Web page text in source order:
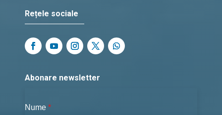
Rețele sociale
Abonare newsletter
Nume *